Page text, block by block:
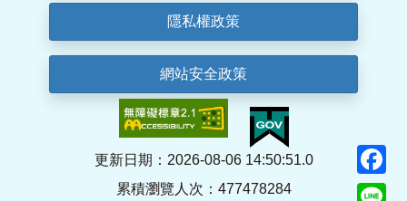
隱私權政策
網站安全政策
更新日期：2026-08-06 14:50:51.0
累積瀏覽人次：477478284